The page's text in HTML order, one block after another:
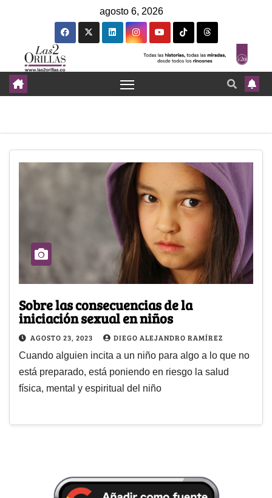
agosto 6, 2026
Sobre las consecuencias de la
iniciación sexual en niños
AGOSTO 23, 2023 DIEGO ALEJANDRO RAMÍREZ
Cuando alguien incita a un niño para algo a lo que no
está preparado, está poniendo en riesgo la salud
física, mental y espiritual del niño